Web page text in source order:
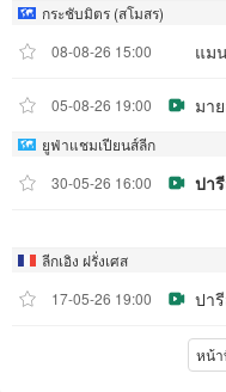
กระชับมิตร (สโมสร)
08-08-26 15:00
แม
05-08-26 19:00 มา
ยูฟ่าแชมเปียนส์ลีก
30-05-26 16:00
ปา
ลีกเอิง ฝรั่งเศส
17-05-26 19:00
ปา
หน้